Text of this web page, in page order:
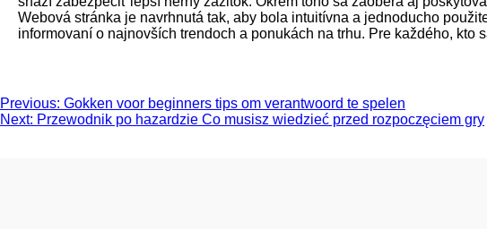
Webová stránka je navrhnutá tak, aby bola intuitívna a jednoducho
informovaní o najnovších trendoch a ponukách na trhu. Pre každého,
Post
navigation
Previous: Gokken voor beginners tips om verantwoord te spelen
Next: Przewodnik po hazardzie Co musisz wiedzieć przed rozpoczęciem gry